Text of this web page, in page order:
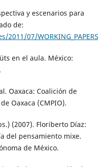
y escenarios para
de:
07/
en el aula. México:
Oaxaca: Coalición de
Oaxaca (CMPIO).
(2007). Floriberto Díaz:
del pensamiento mixe.
de México.